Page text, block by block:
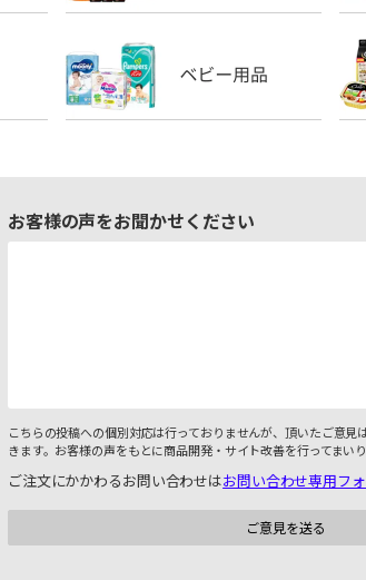
お客様の声をお聞かせください
こちらの投稿への個別対応は行っておりませんが、頂いたご意見
きます。お客様の声をもとに商品開発・サイト改善を行ってまいり
ご注文にかかわるお問い合わせはお問い合わせ専用フ